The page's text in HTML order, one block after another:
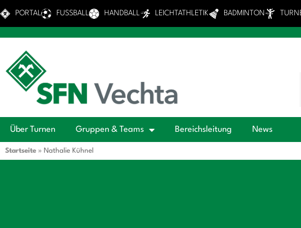
PORTAL FUSSBALL HANDBALL LEICHTATHLETIK BADMINTON
Über Turnen Gruppen & Teams Bereichsleitung News
Startseite » Nathalie Kühnel